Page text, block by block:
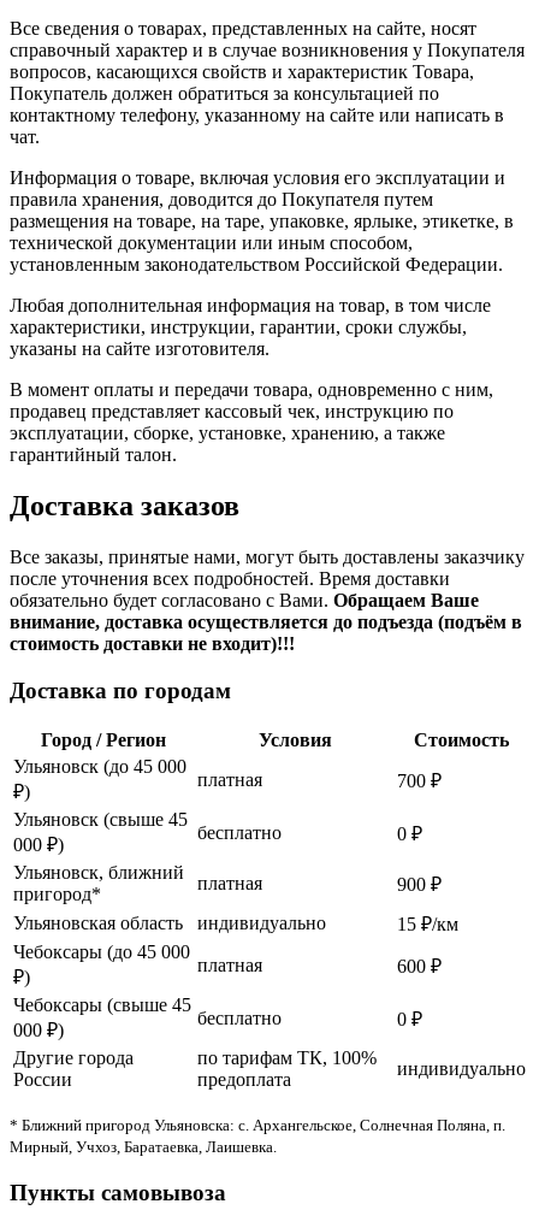
Все сведения о товарах, представленных на сайте, носят
справочный характер и в случае возникновения у Покупателя
вопросов, касающихся свойств и характеристик Товара,
Покупатель должен обратиться за консультацией по
контактному телефону, указанному на сайте или написать в
чат.
Информация о товаре, включая условия его эксплуатации и
правила хранения, доводится до Покупателя путем
размещения на товаре, на таре, упаковке, ярлыке, этикетке, в
технической документации или иным способом,
установленным законодательством Российской Федерации.
Любая дополнительная информация на товар, в том числе
характеристики, инструкции, гарантии, сроки службы,
указаны на сайте изготовителя.
В момент оплаты и передачи товара, одновременно с ним,
продавец представляет кассовый чек, инструкцию по
эксплуатации, сборке, установке, хранению, а также
гарантийный талон.
Доставка заказов
Все заказы, принятые нами, могут быть доставлены заказчику
после уточнения всех подробностей. Время доставки
обязательно будет согласовано с Вами. Обращаем Ваше
внимание, доставка осуществляется до подъезда (подъём в
стоимость доставки не входит)!!!
Доставка по городам
Город / Регион Условия
Стоимость
Ульяновск (до 45 000
₽)
платная
700 ₽
Ульяновск (свыше 45
000 ₽)
бесплатно
0 ₽
Ульяновск, ближний
пригород*
платная
900 ₽
Ульяновская область
индивидуально
15 ₽/км
Чебоксары (до 45 000
₽)
платная
600 ₽
Чебоксары (свыше 45
000 ₽)
бесплатно
0 ₽
Другие города
России
по тарифам ТК, 100%
предоплата
индивидуально
* Ближний пригород Ульяновска: с. Архангельское, Солнечная Поляна, п.
Мирный, Учхоз, Баратаевка, Лаишевка.
Пункты самовывоза